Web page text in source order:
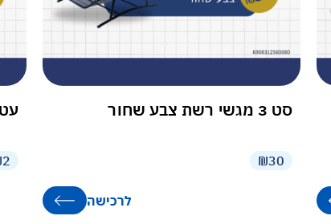
סט 3 מגשי רשת צבע שחור
₪30
לרכישה